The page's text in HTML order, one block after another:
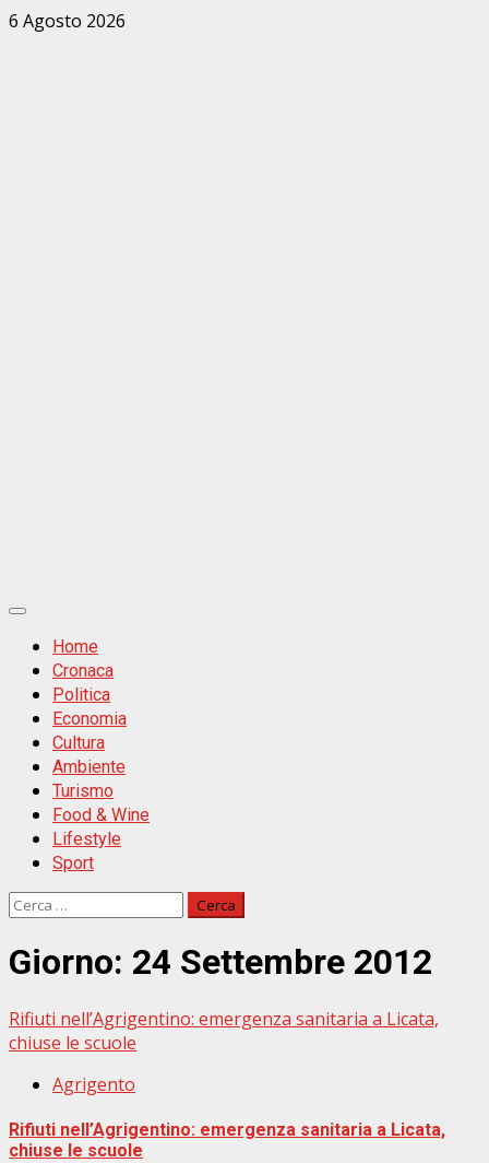
Zum
6 Agosto 2026
Primäres
MenüHome
Cronaca
Politica
Economia
Cultura
Ambiente
Turismo
Food & Wine
Lifestyle
Sport
Ricerca
Giorno: 24 Settembre 2012
Rifiuti nell’Agrigentino: emergenza sanitaria a Licata,
chiuse le scuole
Agrigento
Rifiuti nell’Agrigentino: emergenza sanitaria a Licata,
chiuse le scuole